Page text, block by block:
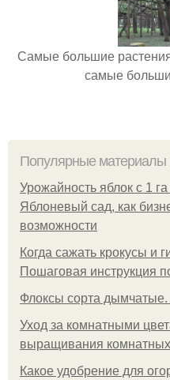
Самые большие
самые
Популярные материалы
Урожайность яблок с 1
Яблоневый сад, как
возможности
Когда сажать крокусы и
Пошаговая инструкция
Флоксы сорта
Уход за комнатными
выращивания
Какое удобрение для